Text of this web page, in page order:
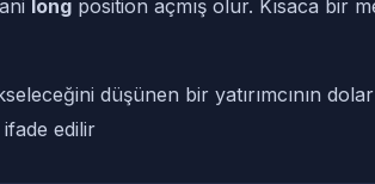
long position açmış olur. Kısaca bir
düşünen bir yatırımcının dolar
edilir